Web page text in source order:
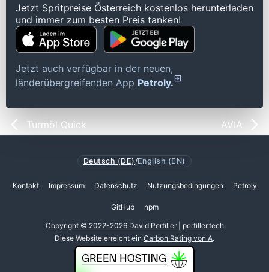
Jetzt Spritpreise Österreich kostenlos herunterladen
und immer zum besten Preis tanken!
Jetzt auch verfügbar in der neuen,
länderübergreifenden App Petroly.
Turmöl Quick AVIA
Deutsch (DE)/English (EN)
Kontakt Impressum Datenschutz Nutzungsbedingungen Petroly
GitHub npm
Copyright © 2022-2026 David Pertiller | pertiller.tech
Diese Website erreicht ein Carbon Rating von A.